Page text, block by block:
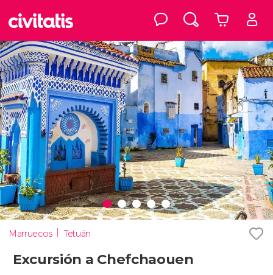
Marruecos Tetuán
Excursión a Chefchaouen